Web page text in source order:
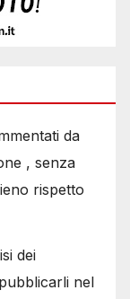
da
, senza
rispetto
dei
nel